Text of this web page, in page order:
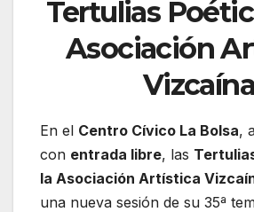
Tertulias
Asociación
Vizcaína
En el Centro Cívico La Bolsa,
con entrada libre, las
la Asociación Artística
una nueva sesión de su 35ª